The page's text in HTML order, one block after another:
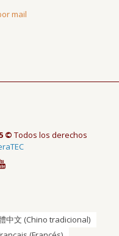
mail
© Todos los derechos
中文 (Chino tradicional)